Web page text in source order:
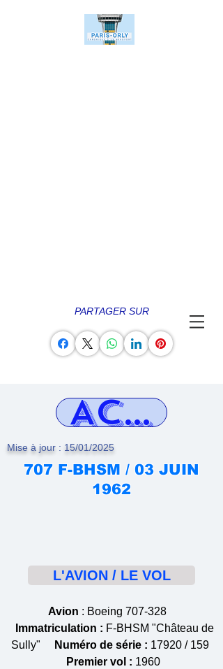
PARTAGER SUR
Mise à jour : 15/01/2025
707 F-BHSM / 03 JUIN
1962
L'AVION / LE VOL
Avion : Boeing 707-328
Immatriculation : F-BHSM "Château de
Sully"
Numéro de série : 17920 / 159
Premier vol : 1960